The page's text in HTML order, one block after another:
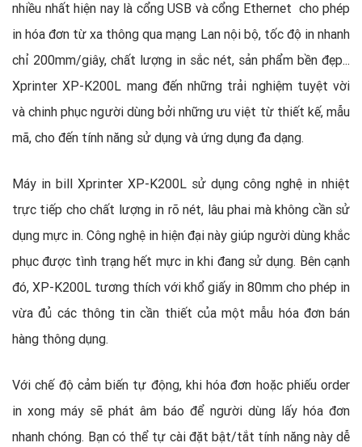
nhiều nhất hiện nay là cổng USB và cổng Ethernet cho phép
in hóa đơn từ xa thông qua mạng Lan nội bộ, tốc độ in nhanh
chỉ 200mm/giây, chất lượng in sắc nét, sản phẩm bền đẹp...
Xprinter XP-K200L mang đến những trải nghiệm tuyệt vời
và chinh phục người dùng bởi những ưu việt từ thiết kế, mẫu
mã, cho đến tính năng sử dụng và ứng dụng đa dạng.
Máy in bill Xprinter XP-K200L sử dụng công nghệ in nhiệt
trực tiếp cho chất lượng in rõ nét, lâu phai mà không cần sử
dụng mực in. Công nghệ in hiện đại này giúp người dùng khắc
phục được tình trạng hết mực in khi đang sử dụng. Bên cạnh
đó, XP-K200L tương thích với khổ giấy in 80mm cho phép in
vừa đủ các thông tin cần thiết của một mẫu hóa đơn bán
hàng thông dụng.
Với chế độ cảm biến tự động, khi hóa đơn hoặc phiếu order
in xong máy sẽ phát âm báo để người dùng lấy hóa đơn
nhanh chóng. Bạn có thể tự cài đặt bật/tắt tính năng này dễ